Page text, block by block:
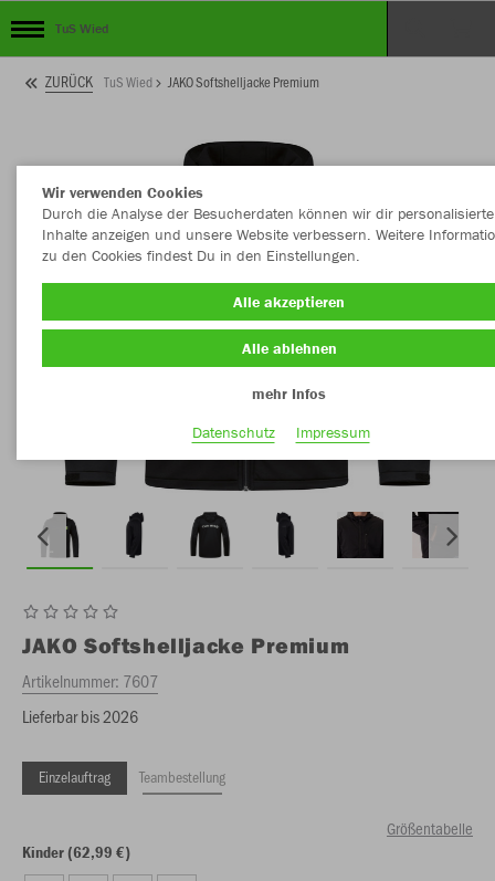
TuS Wied
ZURÜCK TuS Wied JAKO Softshelljacke Premium
JAKO Softshelljacke Premium
Artikelnummer: 7607
Lieferbar bis 2026
Einzelauftrag Teambestellung
Größentabelle
Kinder (62,99 €)
Wir verwenden Cookies
Durch die Analyse der Besucherdaten können wir dir personalisierte
Inhalte anzeigen und unsere Website verbessern. Weitere
zu den Cookies findest Du in den Einstellungen.
Alle akzeptieren
Alle ablehnen
mehr Infos
Datenschutz
Impressum